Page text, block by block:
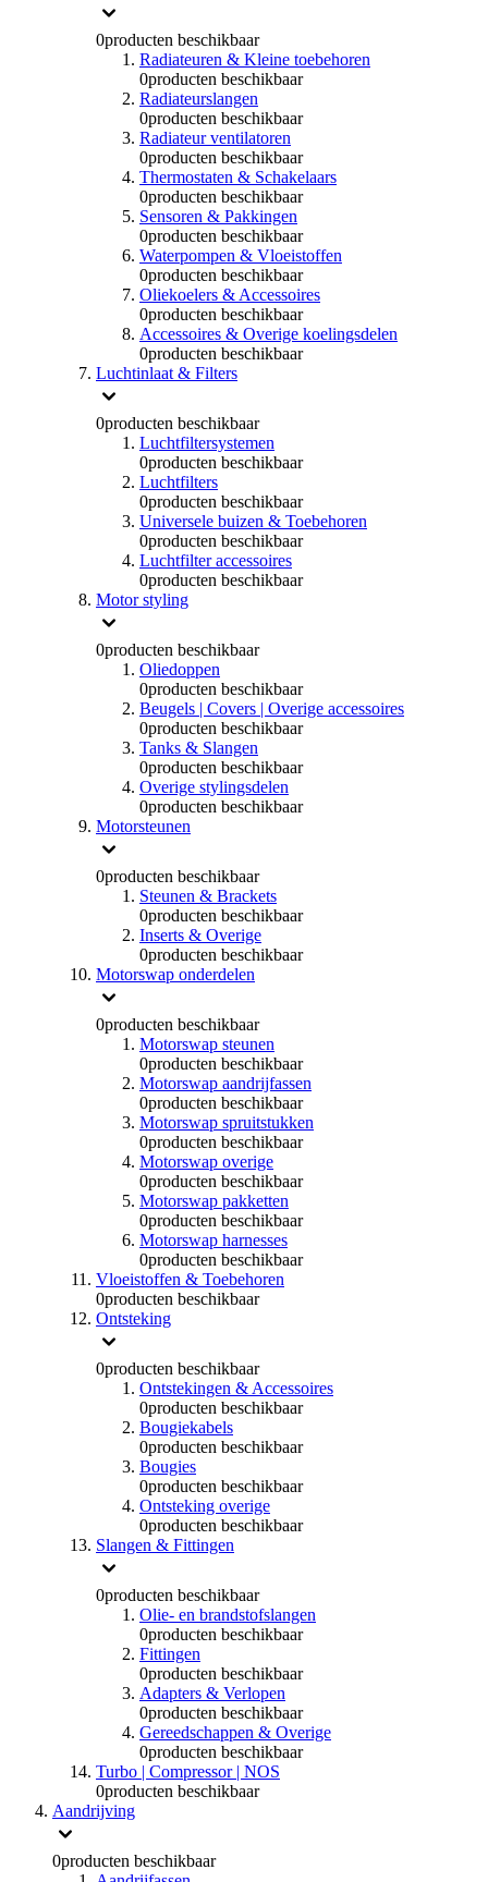
0producten beschikbaar
Radiateuren & Kleine toebehoren
0producten beschikbaar
Radiateurslangen
0producten beschikbaar
Radiateur ventilatoren
0producten beschikbaar
Thermostaten & Schakelaars
0producten beschikbaar
Sensoren & Pakkingen
0producten beschikbaar
Waterpompen & Vloeistoffen
0producten beschikbaar
Oliekoelers & Accessoires
0producten beschikbaar
Accessoires & Overige koelingsdelen
0producten beschikbaar
Luchtinlaat & Filters
0producten beschikbaar
Luchtfiltersystemen
0producten beschikbaar
Luchtfilters
0producten beschikbaar
Universele buizen & Toebehoren
0producten beschikbaar
Luchtfilter accessoires
0producten beschikbaar
Motor styling
0producten beschikbaar
Oliedoppen
0producten beschikbaar
Beugels | Covers | Overige accessoires
0producten beschikbaar
Tanks & Slangen
0producten beschikbaar
Overige stylingsdelen
0producten beschikbaar
Motorsteunen
0producten beschikbaar
Steunen & Brackets
0producten beschikbaar
Inserts & Overige
0producten beschikbaar
Motorswap onderdelen
0producten beschikbaar
Motorswap steunen
0producten beschikbaar
Motorswap aandrijfassen
0producten beschikbaar
Motorswap spruitstukken
0producten beschikbaar
Motorswap overige
0producten beschikbaar
Motorswap pakketten
0producten beschikbaar
Motorswap harnesses
0producten beschikbaar
Vloeistoffen & Toebehoren
0producten beschikbaar
Ontsteking
0producten beschikbaar
Ontstekingen & Accessoires
0producten beschikbaar
Bougiekabels
0producten beschikbaar
Bougies
0producten beschikbaar
Ontsteking overige
0producten beschikbaar
Slangen & Fittingen
0producten beschikbaar
Olie- en brandstofslangen
0producten beschikbaar
Fittingen
0producten beschikbaar
Adapters & Verlopen
0producten beschikbaar
Gereedschappen & Overige
0producten beschikbaar
Turbo | Compressor | NOS
0producten beschikbaar
Aandrijving
0producten beschikbaar